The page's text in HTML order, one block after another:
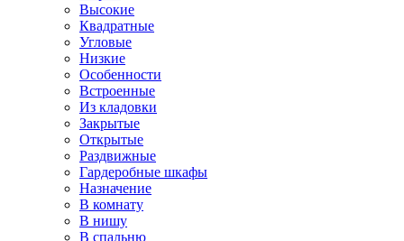
Высокие
Квадратные
Угловые
Низкие
Особенности
Встроенные
Из кладовки
Закрытые
Открытые
Раздвижные
Гардеробные шкафы
Назначение
В комнату
В нишу
В спальню